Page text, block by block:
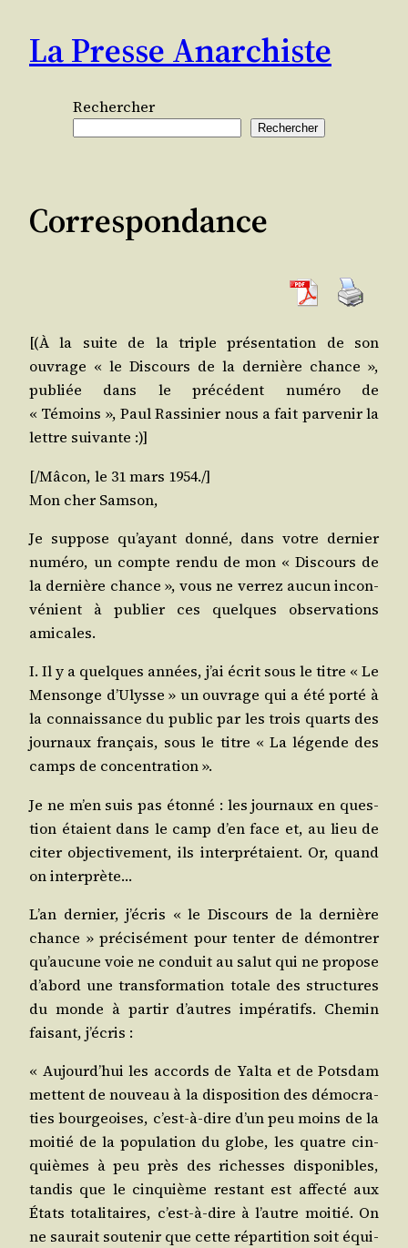
contenu
La Presse Anarchiste
Rechercher
Rechercher
Correspondance
[(À la suite de la triple pré­sen­ta­tion de son
ouvrage « le Dis­cours de la der­nière chance »,
publiée dans le pré­cé­dent numé­ro de
« Témoins », Paul Ras­si­nier nous a fait par­ve­nir la
lettre suivante :)]
[/​Mâcon, le 31 mars 1954./]
Mon cher Samson,
Je sup­pose qu’ayant don­né, dans votre der­nier
numé­ro, un compte ren­du de mon « Dis­cours de
la der­nière chance », vous ne ver­rez aucun incon­
vé­nient à publier ces quelques obser­va­tions
amicales.
I. Il y a quelques années, j’ai écrit sous le titre « Le
Men­songe d’Ulysse » un ouvrage qui a été por­té à
la connais­sance du public par les trois quarts des
jour­naux fran­çais, sous le titre « La légende des
camps de concentration ».
Je ne m’en suis pas éton­né : les jour­naux en ques­
tion étaient dans le camp d’en face et, au lieu de
citer objec­ti­ve­ment, ils inter­pré­taient. Or, quand
on interprète…
L’an der­nier, j’écris « le Dis­cours de la der­nière
chance » pré­ci­sé­ment pour ten­ter de démon­trer
qu’aucune voie ne conduit au salut qui ne pro­pose
d’abord une trans­for­ma­tion totale des struc­tures
du monde à par­tir d’autres impé­ra­tifs. Che­min
fai­sant, j’écris :
« Aujourd’hui les accords de Yal­ta et de Pots­dam
mettent de nou­veau à la dis­po­si­tion des démo­cra­
ties bour­geoises, c’est-à-dire d’un peu moins de la
moi­tié de la popu­la­tion du globe, les quatre cin­
quièmes à peu près des richesses dis­po­nibles,
tan­dis que le cin­quième res­tant est affec­té aux
États tota­li­taires, c’est-à-dire à l’autre moi­tié. On
ne sau­rait sou­te­nir que cette répar­ti­tion soit équi­